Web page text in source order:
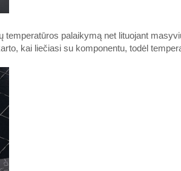
temperatūros palaikymą net lituojant
kai liečiasi su komponentu, todėl